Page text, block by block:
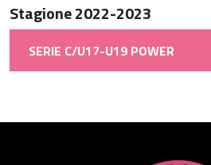
Stagione 2022-2023
SERIE C/U17-U19 POWER